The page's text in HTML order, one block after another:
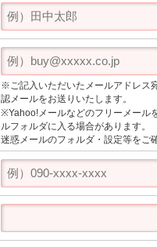
※ご記入いただいたメールアドレス
認メールをお送りいたします。
※Yahoo!メールなどのフリーメール
ルフォルダに入る場合があります。
迷惑メールのフォルダ・設定等をご